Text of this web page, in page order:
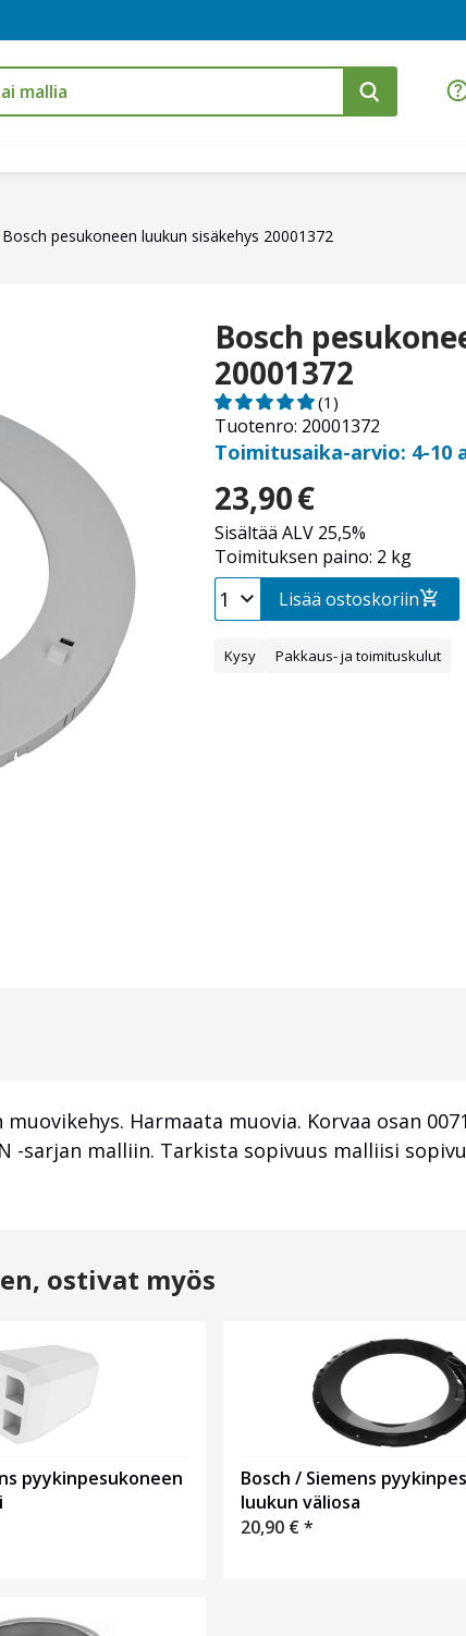
Bosch pesukoneen luukun sisäkehys 20001372
Bosch
20001372
Tuotenro: 20001372
(1)
Toimitusaika-arvio: 4-10
23,90€
Sisältää ALV 25,5%
Toimituksen paino: 2 kg
Lisää ostoskoriin
Kysy Pakkaus- ja toimituskulut
Harmaata muovia. Korvaa osan
-sarjan malliin. Tarkista sopivuus malliisi
ostivat myös
pyykinpesukoneen
Bosch / Siemens
luukun väliosa
20,90 €*